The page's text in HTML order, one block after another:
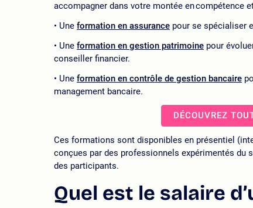
accompagner dans votre montée en compétence
Une formation en assurance pour se spécialiser
Une formation en gestion patrimoine pour
conseiller financier.
Une formation en contrôle de gestion bancaire
management bancaire.
DÉCOUVREZ
Ces formations sont disponibles en présentiel
conçues par des professionnels expérimentés du
des participants.
Quel est le salaire